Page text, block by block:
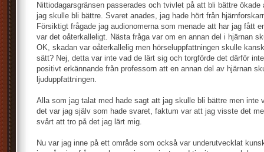
Nittiodagarsgränsen passerades och tvivlet på att bli bättre
jag skulle bli bättre. Svaret anades, jag hade hört från
Försiktigt frågade jag audionomerna som menade att har jag fått
var det oåterkalleligt. Nästa fråga var om en annan del i hjärnan
OK, skadan var oåterkallelig men hörseluppfattningen skulle
sätt? Nej, detta var inte vad de lärt sig och torgförde det därför
positivt erkännande från professorn att en annan del av hjärnan
ljuduppfattningen.
Alla som jag talat med hade sagt att jag skulle bli bättre men inte
det var jag själv som hade svaret, faktum var att jag visste det
svårt att tro på det jag lärt mig.
Nu var jag inne på ett område som också var underutvecklat